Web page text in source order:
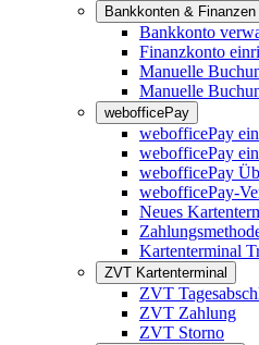
Bankkonten & Finanzen
Bankkonto
Finanzkonto
Manuelle
Manuelle
webofficePay
webofficePay
webofficePay
webofficePay
webofficePay-
Neues
Kartenterminal
ZVT Kartenterminal
ZVT
ZVT Zahlung
ZVT Storno